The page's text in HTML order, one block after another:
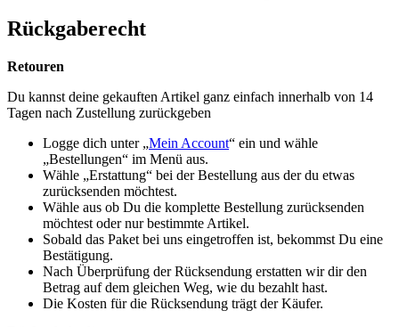
Rückgaberecht
Retouren
Du kannst deine gekauften Artikel ganz einfach innerhalb von 14
Tagen nach Zustellung zurückgeben
Logge dich unter „Mein Account“ ein und wähle
„Bestellungen“ im Menü aus.
Wähle „Erstattung“ bei der Bestellung aus der du etwas
zurücksenden möchtest.
Wähle aus ob Du die komplette Bestellung zurücksenden
möchtest oder nur bestimmte Artikel.
Sobald das Paket bei uns eingetroffen ist, bekommst Du eine
Bestätigung.
Nach Überprüfung der Rücksendung erstatten wir dir den
Betrag auf dem gleichen Weg, wie du bezahlt hast.
Die Kosten für die Rücksendung trägt der Käufer.